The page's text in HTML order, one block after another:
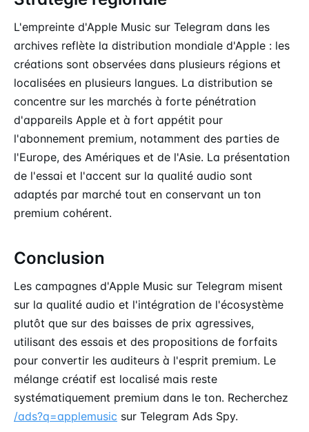
L'empreinte d'Apple Music sur Telegram dans les
archives reflète la distribution mondiale d'Apple : les
créations sont observées dans plusieurs régions et
localisées en plusieurs langues. La distribution se
concentre sur les marchés à forte pénétration
d'appareils Apple et à fort appétit pour
l'abonnement premium, notamment des parties de
l'Europe, des Amériques et de l'Asie. La présentation
de l'essai et l'accent sur la qualité audio sont
adaptés par marché tout en conservant un ton
premium cohérent.
Conclusion
Les campagnes d'Apple Music sur Telegram misent
sur la qualité audio et l'intégration de l'écosystème
plutôt que sur des baisses de prix agressives,
utilisant des essais et des propositions de forfaits
pour convertir les auditeurs à l'esprit premium. Le
mélange créatif est localisé mais reste
systématiquement premium dans le ton. Recherchez
/ads?q=applemusic sur Telegram Ads Spy.